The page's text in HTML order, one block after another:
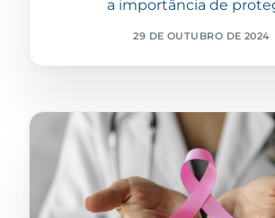
a importância de
29 DE OUTUBRO DE 2024